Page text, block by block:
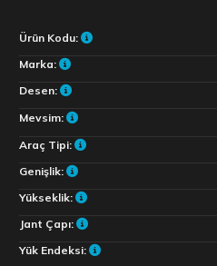
Ürün Kodu:
Marka:
Desen:
Mevsim:
Araç Tipi:
Genişlik:
Yükseklik:
Jant Çapı:
Yük Endeksi: